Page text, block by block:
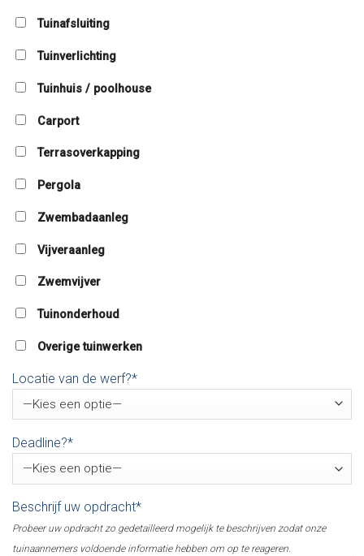
Tuinafsluiting
Tuinverlichting
Tuinhuis / poolhouse
Carport
Terrasoverkapping
Pergola
Zwembadaanleg
Vijveraanleg
Zwemvijver
Tuinonderhoud
Overige tuinwerken
Locatie van de werf?*
Deadline?*
Beschrijf uw opdracht*
Probeer uw opdracht zo gedetailleerd mogelijk te beschrijven zodat onze
tuinaannemers voldoende informatie hebben om op te reageren.